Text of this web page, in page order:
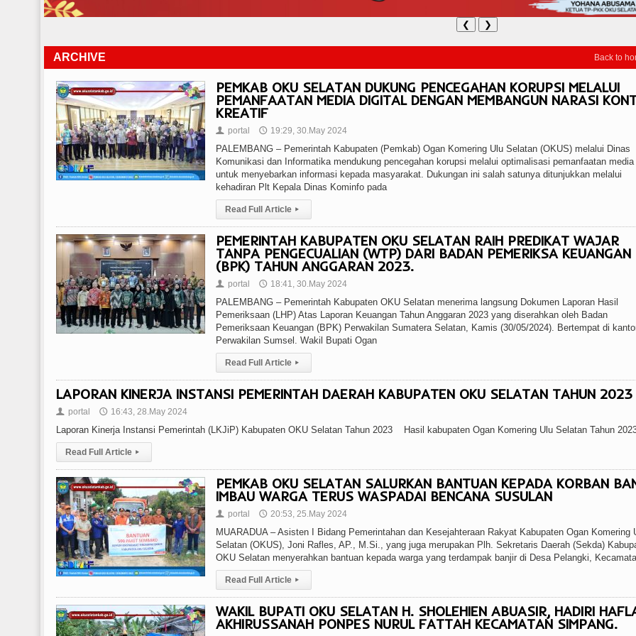
❮ ❯
Back to
ARCHIVE
PEMKAB OKU SELATAN DUKUNG PENCEGAHAN KORUPSI MELALUI
PEMANFAATAN MEDIA DIGITAL DENGAN MEMBANGUN NARASI
KREATIF
👤 portal 🕔 19:29, 30.May 2024
PALEMBANG – Pemerintah Kabupaten (Pemkab) Ogan Komering Ulu Selatan (OKUS) melalui Dinas
Komunikasi dan Informatika mendukung pencegahan korupsi melalui optimalisasi pemanfaatan
untuk menyebarkan informasi kepada masyarakat. Dukungan ini salah satunya ditunjukkan melalui
kehadiran Plt Kepala Dinas Kominfo pada
Read Full Article ▸
PEMERINTAH KABUPATEN OKU SELATAN RAIH PREDIKAT WAJAR
TANPA PENGECUALIAN (WTP) DARI BADAN PEMERIKSA KEUANGAN
(BPK) TAHUN ANGGARAN 2023.
👤 portal 🕔 18:41, 30.May 2024
PALEMBANG – Pemerintah Kabupaten OKU Selatan menerima langsung Dokumen Laporan Hasil
Pemeriksaan (LHP) Atas Laporan Keuangan Tahun Anggaran 2023 yang diserahkan oleh Badan
Pemeriksaan Keuangan (BPK) Perwakilan Sumatera Selatan, Kamis (30/05/2024). Bertempat di
Perwakilan Sumsel. Wakil Bupati Ogan
Read Full Article ▸
LAPORAN KINERJA INSTANSI PEMERINTAH DAERAH KABUPATEN OKU SELATAN TAHUN 2023
👤 portal 🕔 16:43, 28.May 2024
Laporan Kinerja Instansi Pemerintah (LKJiP) Kabupaten OKU Selatan Tahun 2023 Hasil kabupaten Ogan Komering Ulu Selatan Tahun
Read Full Article ▸
PEMKAB OKU SELATAN SALURKAN BANTUAN KEPADA KORBAN
IMBAU WARGA TERUS WASPADAI BENCANA SUSULAN
👤 portal 🕔 20:53, 25.May 2024
MUARADUA – Asisten I Bidang Pemerintahan dan Kesejahteraan Rakyat Kabupaten Ogan Komering
Selatan (OKUS), Joni Rafles, AP., M.Si., yang juga merupakan Plh. Sekretaris Daerah (Sekda)
OKU Selatan menyerahkan bantuan kepada warga yang terdampak banjir di Desa Pelangki,
Read Full Article ▸
WAKIL BUPATI OKU SELATAN H. SHOLEHIEN ABUASIR, HADIRI
AKHIRUSSANAH PONPES NURUL FATTAH KECAMATAN SIMPANG.